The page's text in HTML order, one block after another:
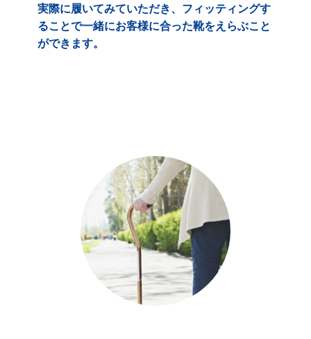
実際に履いてみていただき、フィッティングす
ることで一緒にお客様に合った靴をえらぶこと
ができます。